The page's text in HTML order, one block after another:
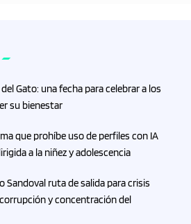
Gato: una fecha para celebrar a los
su bienestar
que prohíbe uso de perfiles con IA
a la niñez y adolescencia
Sandoval ruta de salida para crisis
y concentración del